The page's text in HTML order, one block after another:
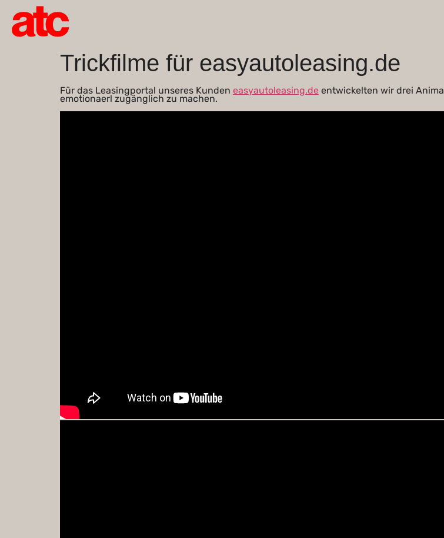
springen
Trickfilme für easyautoleasing.de
Für das Leasingportal unseres Kunden easyautoleasing.de entwickelten wir drei
emotionaerl zugänglich zu machen.